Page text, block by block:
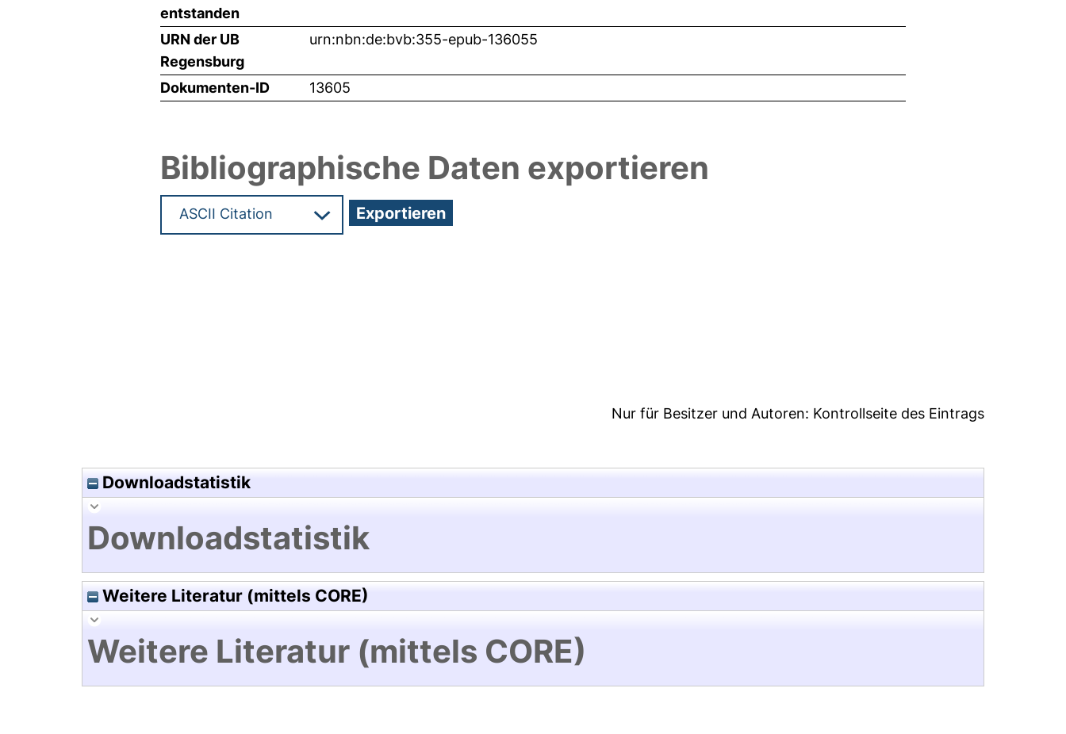
entstanden
URN der UB
Regensburg
urn:nbn:de:bvb:355-epub-136055
Dokumenten-ID 13605
Bibliographische Daten exportieren
Nur für Besitzer und Autoren: Kontrollseite des Eintrags
Downloadstatistik
Downloadstatistik
Weitere Literatur (mittels CORE)
Weitere Literatur (mittels CORE)